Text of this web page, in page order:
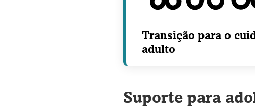
Transição para o
adulto
Suporte para